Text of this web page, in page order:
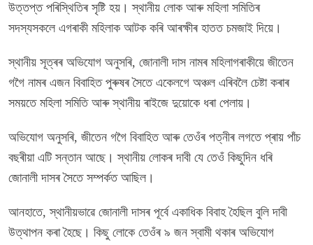
উত্তপ্ত পৰিস্থিতিৰ সৃষ্টি হয়। স্থানীয় লোক আৰু মহিলা সমিতিৰ
সদস্যসকলে এগৰাকী মহিলাক আটক কৰি আৰক্ষীৰ হাতত চমজাই দিয়ে।
স্থানীয় সূত্ৰৰ অভিযোগ অনুসৰি, জোনালী দাস নামৰ মহিলাগৰাকীয়ে জীতেন
গগৈ নামৰ এজন বিবাহিত পুৰুষৰ সৈতে একেলগে অঞ্চল এৰিবলৈ চেষ্টা কৰাৰ
সময়তে মহিলা সমিতি আৰু স্থানীয় ৰাইজে দুয়োকে ধৰা পেলায়।
অভিযোগ অনুসৰি, জীতেন গগৈ বিবাহিত আৰু তেওঁৰ পত্নীৰ লগতে প্ৰায় পাঁচ
বছৰীয়া এটি সন্তান আছে। স্থানীয় লোকৰ দাবী যে তেওঁ কিছুদিন ধৰি
জোনালী দাসৰ সৈতে সম্পৰ্কত আছিল।
আনহাতে, স্থানীয়ভাৱে জোনালী দাসৰ পূৰ্বে একাধিক বিবাহ হৈছিল বুলি দাবী
উত্থাপন কৰা হৈছে। কিছু লোকে তেওঁৰ ৯ জন স্বামী থকাৰ অভিযোগ